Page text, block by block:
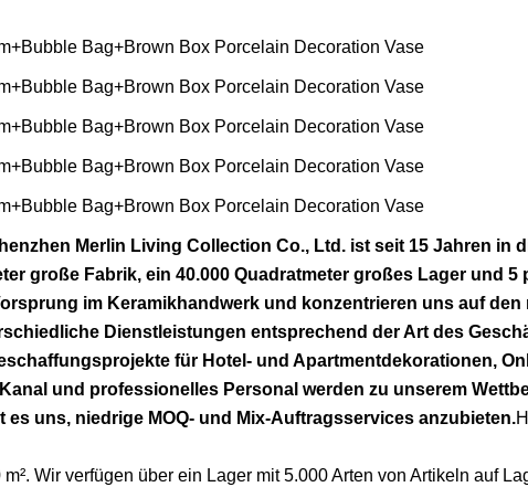
Merlin Living Collection Co., Ltd. ist seit 15 Jahren in
große Fabrik, ein 40.000 Quadratmeter großes Lager und 5
im Keramikhandwerk und konzentrieren uns auf den
Dienstleistungen entsprechend der Art des
für Hotel- und Apartmentdekorationen,
und professionelles Personal werden zu unserem
uns, niedrige MOQ- und Mix-Auftragsservices anzubieten.
Wir verfügen über ein Lager mit 5.000 Arten von Artikeln auf